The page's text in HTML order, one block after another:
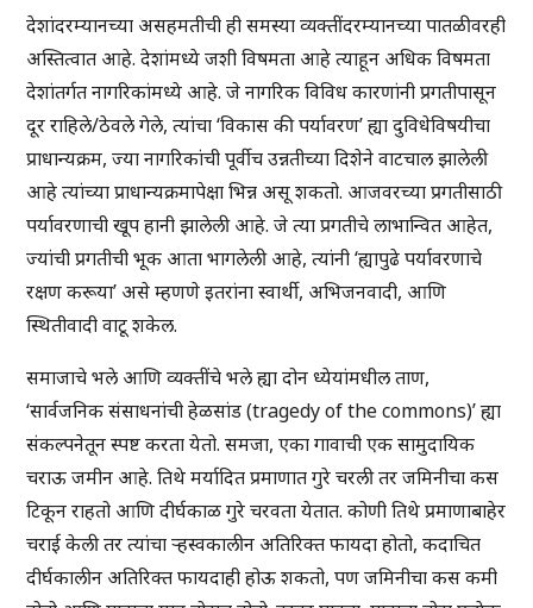
देशांदरम्यानच्या असहमतीची ही समस्या व्यक्तींदरम्यानच्या पातळीवरही
अस्तित्वात आहे. देशांमध्ये जशी विषमता आहे त्याहून अधिक विषमता
देशांतर्गत नागरिकांमध्ये आहे. जे नागरिक विविध कारणांनी प्रगतीपासून
दूर राहिले/ठेवले गेले, त्यांचा ‘विकास की पर्यावरण’ ह्या दुविधेविषयीचा
प्राधान्यक्रम, ज्या नागरिकांची पूर्वीच उन्नतीच्या दिशेने वाटचाल झालेली
आहे त्यांच्या प्राधान्यक्रमापेक्षा भिन्न असू शकतो. आजवरच्या प्रगतीसाठी
पर्यावरणाची खूप हानी झालेली आहे. जे त्या प्रगतीचे लाभान्वित आहेत,
ज्यांची प्रगतीची भूक आता भागलेली आहे, त्यांनी ‘ह्यापुढे पर्यावरणाचे
रक्षण करूया’ असे म्हणणे इतरांना स्वार्थी, अभिजनवादी, आणि
स्थितीवादी वाटू शकेल.
समाजाचे भले आणि व्यक्तींचे भले ह्या दोन ध्येयांमधील ताण,
‘सार्वजनिक संसाधनांची हेळसांड (tragedy of the commons)’ ह्या
संकल्पनेतून स्पष्ट करता येतो. समजा, एका गावाची एक सामुदायिक
चराऊ जमीन आहे. तिथे मर्यादित प्रमाणात गुरे चरली तर जमिनीचा कस
टिकून राहतो आणि दीर्घकाळ गुरे चरवता येतात. कोणी तिथे प्रमाणाबाहेर
चराई केली तर त्यांचा र्‍हस्वकालीन अतिरिक्त फायदा होतो, कदाचित
दीर्घकालीन अतिरिक्त फायदाही होऊ शकतो, पण जमिनीचा कस कमी